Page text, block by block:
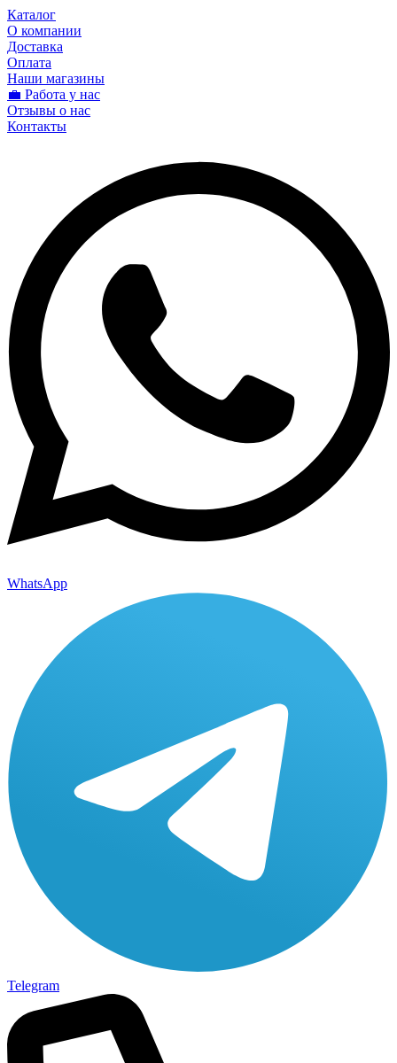
Каталог
О компании
Доставка
Оплата
Наши магазины
💼 Работа у нас
Отзывы о нас
Контакты
WhatsApp
Telegram